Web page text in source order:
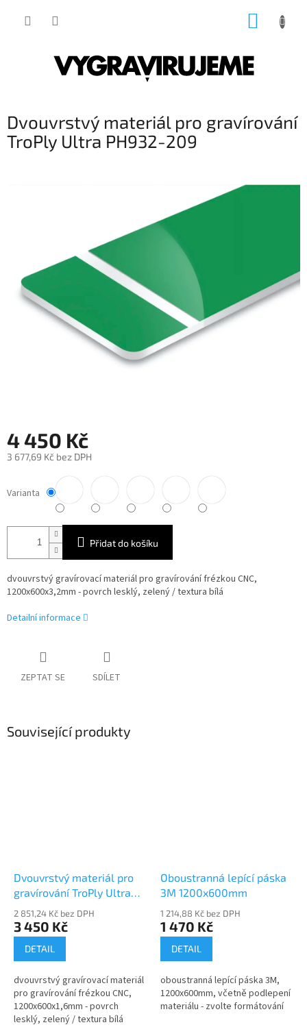
Dvouvrstvý materiál pro gravírování
TroPly Ultra PH932-209
4 450 Kč
3 677,69 Kč bez DPH
cena:
Varianta
Přidat do košíku
dvouvrstvý gravírovací materiál pro gravírování frézkou CNC,
1200x600x3,2mm - povrch lesklý, zelený / textura bílá
Detailní informace
ZEPTAT SE SDÍLET
Související produkty
Dvouvrstvý materiál pro
gravírování TroPly Ultra
2 851,24 Kč bez DPH
3 450 Kč
DETAIL
dvouvrstvý gravírovací materiál
pro gravírování frézkou CNC,
1200x600x1,6mm - povrch
lesklý, zelený / textura bílá
Oboustranná lepící páska
3M 1200x600mm
1 214,88 Kč bez DPH
1 470 Kč
DETAIL
oboustranná lepící páska 3M,
1200x600mm, včetně podlepení
materiálu - zvolte formátování